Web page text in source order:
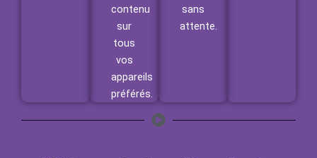
contenu
sur
tous
vos
appareils
préférés.
sans
attente.